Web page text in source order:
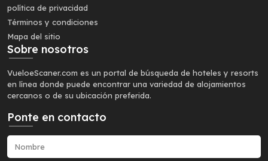
política de privacidad
Términos y condiciones
Mapa del sitio
Sobre nosotros
VueloeScaner.com es un portal de búsqueda de hoteles y resorts
en línea donde puede encontrar una variedad de alojamientos
cercanos o de su ubicación preferida.
Ponte en contacto